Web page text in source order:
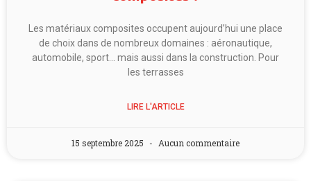
Les matériaux composites occupent aujourd’hui une place
de choix dans de nombreux domaines : aéronautique,
automobile, sport… mais aussi dans la construction. Pour
les terrasses
LIRE L'ARTICLE
15 septembre 2025 Aucun commentaire